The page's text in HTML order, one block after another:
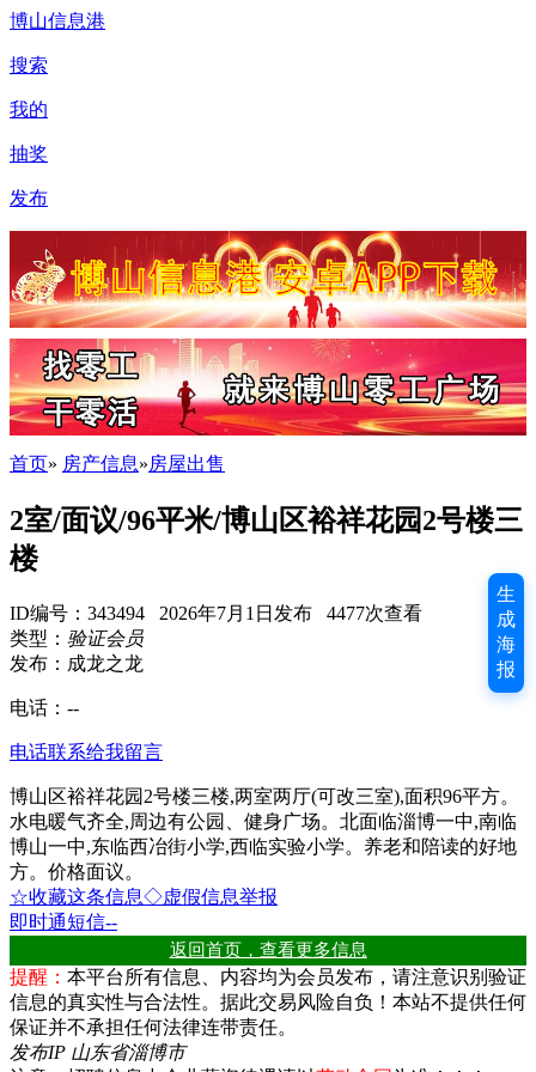
博山信息港
搜索
我的
抽奖
发布
首页» 房产信息»房屋出售
2室/面议/96平米/博山区裕祥花园2号楼三
楼
ID编号：343494 2026年7月1日发布 4477次查看
类型： 验证会员
发布：成龙之龙
电话： --
电话联系给我留言
博山区裕祥花园2号楼三楼,两室两厅(可改三室),面积96平方。
水电暖气齐全,周边有公园、健身广场。北面临淄博一中,南临
博山一中,东临西冶街小学,西临实验小学。养老和陪读的好地
方。价格面议。
☆收藏这条信息◇虚假信息举报
即时通短信--
返回首页，查看更多信息
提醒： 本平台所有信息、内容均为会员发布，请注意识别验证
信息的真实性与合法性。据此交易风险自负！本站不提供任何
保证并不承担任何法律连带责任。
发布IP 山东省淄博市
生
成
海
报